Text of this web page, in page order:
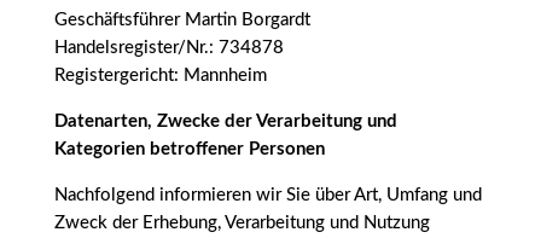
Geschäftsführer Martin Borgardt
Handelsregister/Nr.: 734878
Registergericht: Mannheim
Datenarten, Zwecke der Verarbeitung und
Kategorien betroffener Personen
Nachfolgend informieren wir Sie über Art, Umfang und
Zweck der Erhebung, Verarbeitung und Nutzung